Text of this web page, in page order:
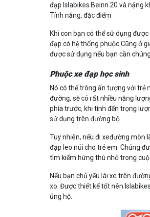
đạp Islabikes Beinn 20 và nặng
Tính năng, đặc điểm
Khi con bạn có thể sử dụng
đạp có hệ thống phuộc.Cũng ở
được sử dụng nếu bạn cần
Phuộc xe đạp học sinh
Nó có thể trông ấn tượng với trẻ
đường, sẽ có rất nhiều năng
phía trước, khi tính đến trọng
sử dụng trên đường bộ.
Tuy nhiên, nếu đi xeđường mòn
đạp leo núi cho trẻ em. Chúng
tìm kiếm hứng thú nhỏ trong
Nếu bạn chủ yếu lái xe trên
xo. Được thiết kế tốt nên
ủng hộ.